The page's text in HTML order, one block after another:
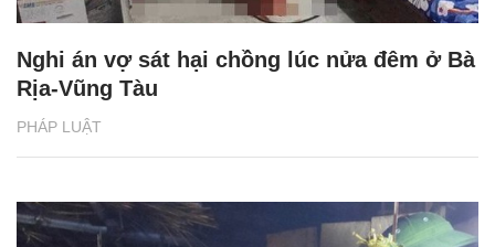
PHÁP LUẬT
Nghi án vợ sát hại chồng lúc nửa đêm ở Bà
Rịa-Vũng Tàu